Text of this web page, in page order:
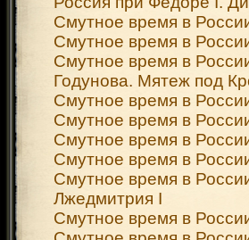
Смутное время в
Смутное время в
Смутное время в
Годунова. Мятеж под
Смутное время в
Смутное время в
Смутное время в
Смутное время в
Смутное время в
Лжедмитрия I
Смутное время в